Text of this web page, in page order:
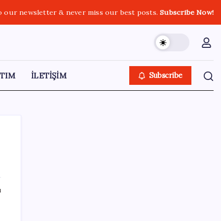
our newsletter & never miss our best posts.Subscribe Now!
İLETİŞİM Subscribe